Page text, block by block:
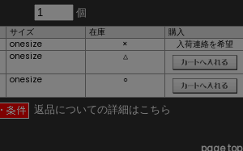
個
サイズ 在庫
購入
onesize ×
入荷連絡を希望
onesize
△
onesize ○
返品についての詳細はこちら